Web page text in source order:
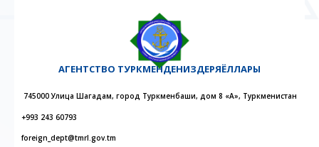
АГЕНТСТВО ТУРКМЕНДЕНИЗДЕРЯЁЛЛАРЫ
745000 Улица Шагадам, город Туркменбаши, дом 8 «А», Туркменистан
+993 243 60793
foreign_dept@tmrl.gov.tm